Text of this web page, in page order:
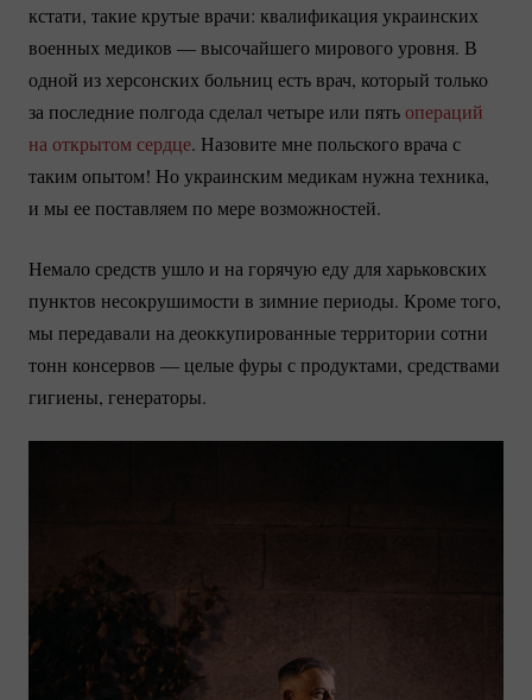
кстати, такие крутые врачи: квалификация украинских
военных медиков — высочайшего мирового уровня. В
одной из херсонских больниц есть врач, который только
за последние полгода сделал четыре или пятьопераций
на открытом сердце. Назовите мне польского врача с
таким опытом! Но украинским медикам нужна техника,
и мы ее поставляем по мере возможностей.
Немало средств ушло и на горячую еду для харьковских
пунктов несокрушимости в зимние периоды. Кроме того,
мы передавали на деоккупированные территории сотни
тонн консервов — целые фуры с продуктами, средствами
гигиены, генераторы.